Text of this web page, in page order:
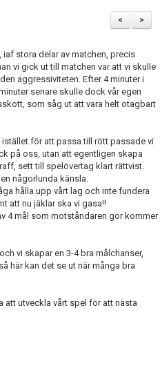
>
<
stora delar av matchen, precis
vi gick ut till matchen var att vi skulle
aggressiviteten. Efter 4 minuter i
senare skulle dock vår egen
som såg ut att vara helt otagbart
för att passa till rött passade vi
på oss, utan att egentligen skapa
sett till spelövertag klart rättvist.
någorlunda känsla.
hålla upp vårt lag och inte fundera
att nu jäklar ska vi gasa!!
4 mål som motståndaren gör kommer
vi skapar en 3-4 bra målchanser,
här kan det se ut när många bra
att utveckla vårt spel för att nästa